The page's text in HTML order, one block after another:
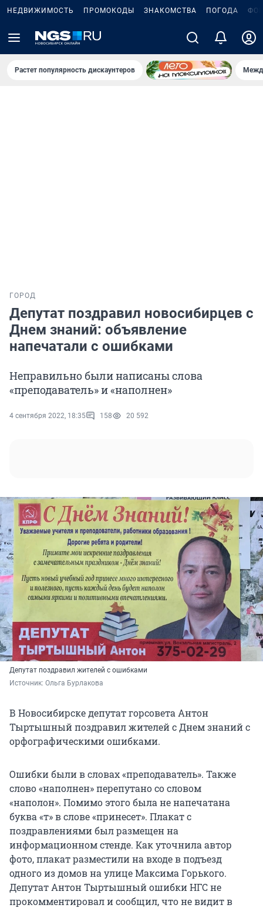
НЕДВИЖИМОСТЬ ПРОМОКОДЫ ЗНАКОМСТВА ПОГОДА
Растет популярность дискаунтеров
ГОРОД
Депутат поздравил новосибирцев с
Днем знаний: объявление
напечатали с ошибками
Неправильно были написаны слова
«преподаватель» и «наполнен»
4 сентября 2022, 18:35 158 20 592
Депутат поздравил жителей с ошибками
Источник: Ольга Бурлакова
В Новосибирске депутат горсовета Антон
Тыртышный поздравил жителей с Днем знаний с
орфографическими ошибками.
Ошибки были в словах «преподаватель». Также
слово «наполнен» перепутано со словом
«наполон». Помимо этого была не напечатана
буква «т» в слове «принесет». Плакат с
поздравлениями был размещен на
информационном стенде. Как уточнила автор
фото, плакат разместили на входе в подъезд
одного из домов на улице Максима Горького.
Депутат Антон Тыртышный ошибки НГС не
прокомментировал и сообщил, что не видит в